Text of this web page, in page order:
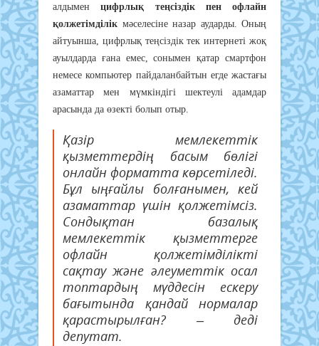
алдыменцифрлық теңсіздік пен офлайн
қолжетімділік мәселесіне назар аударды. Оның
айтуынша, цифрлық теңсіздік тек интернеті жоқ
ауылдарда ғана емес, сонымен қатар смартфон
немесе компьютер пайдаланбайтын егде жастағы
азаматтар мен мүмкіндігі шектеулі адамдар
арасында да өзекті болып отыр.
Қазір мемлекеттік
қызметтердің басым бөлігі
онлайн форматта көрсетіледі.
Бұл ыңғайлы болғанымен, кей
азаматтар үшін қолжетімсіз.
Сондықтан базалық
мемлекеттік қызметтерге
офлайн қолжетімділікті
сақтау және әлеуметтік осал
топтардың мүддесін ескеру
бағытында қандай нормалар
қарастырылған? – деді
депутат.